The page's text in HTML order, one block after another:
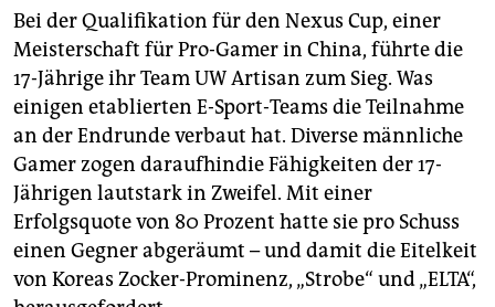
Bei der Qualifikation für den Nexus Cup, einer
Meisterschaft für Pro-Gamer in China, führte die
17-Jährige ihr Team UW Artisan zum Sieg. Was
einigen etablierten E-Sport-Teams die Teilnahme
an der Endrunde verbaut hat. Diverse männliche
Gamer zogen daraufhindie Fähigkeiten der 17-
Jährigen lautstark in Zweifel. Mit einer
Erfolgsquote von 80 Prozent hatte sie pro Schuss
einen Gegner abgeräumt – und damit die Eitelkeit
von Koreas Zocker-Prominenz, „Strobe“ und „ELTA“,